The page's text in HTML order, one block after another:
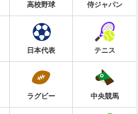
高校野球 侍ジャパン
日本代表 テニス
ラグビー 中央競馬